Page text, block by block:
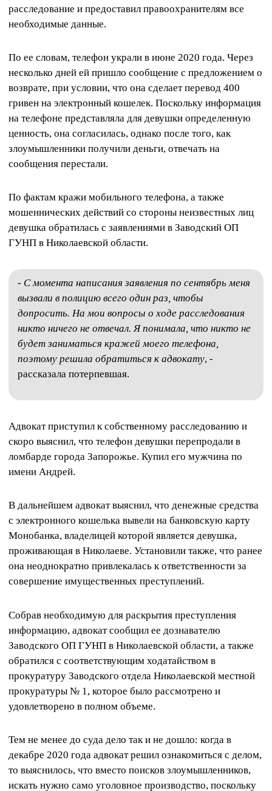
расследование и предоставил правоохранителям все
необходимые данные.
По ее словам, телефон украли в июне 2020 года. Через
несколько дней ей пришло сообщение с предложением о
возврате, при условии, что она сделает перевод 400
гривен на электронный кошелек. Поскольку информация
на телефоне представляла для девушки определенную
ценность, она согласилась, однако после того, как
злоумышленники получили деньги, отвечать на
сообщения перестали.
По фактам кражи мобильного телефона, а также
мошеннических действий со стороны неизвестных лиц
девушка обратилась с заявлениями в Заводский ОП
ГУНП в Николаевской области.
- С момента написания заявления по сентябрь меня
вызвали в полицию всего один раз, чтобы
допросить. На мои вопросы о ходе расследования
никто ничего не отвечал. Я понимала, что никто не
будет заниматься кражей моего телефона,
поэтому решила обратиться к адвокату, -
рассказала потерпевшая.
Адвокат приступил к собственному расследованию и
скоро выяснил, что телефон девушки перепродали в
ломбарде города Запорожье. Купил его мужчина по
имени Андрей.
В дальнейшем адвокат выяснил, что денежные средства
с электронного кошелька вывели на банковскую карту
Монобанка, владелицей которой является девушка,
проживающая в Николаеве. Установили также, что ранее
она неоднократно привлекалась к ответственности за
совершение имущественных преступлений.
Собрав необходимую для раскрытия преступления
информацию, адвокат сообщил ее дознавателю
Заводского ОП ГУНП в Николаевской области, а также
обратился с соответствующим ходатайством в
прокуратуру Заводского отдела Николаевской местной
прокуратуры № 1, которое было рассмотрено и
удовлетворено в полном объеме.
Тем не менее до суда дело так и не дошло: когда в
декабре 2020 года адвокат решил ознакомиться с делом,
то выяснилось, что вместо поисков злоумышленников,
искать нужно само уголовное производство, поскольку